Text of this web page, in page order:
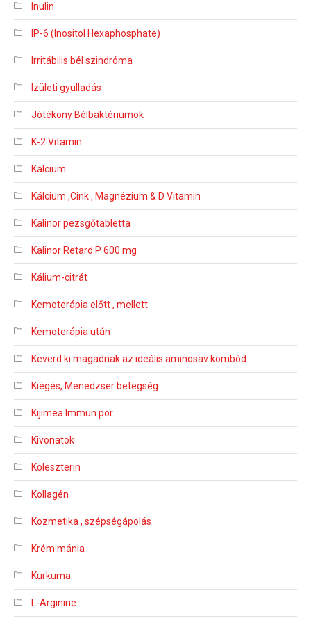
Inulin
IP-6 (Inositol Hexaphosphate)
Irritábilis bél szindróma
Izületi gyulladás
Jótékony Bélbaktériumok
K-2 Vitamin
Kálcium
Kálcium ,Cink , Magnézium & D Vitamin
Kalinor pezsgőtabletta
Kalinor Retard P 600 mg
Kálium-citrát
Kemoterápia előtt , mellett
Kemoterápia után
Keverd ki magadnak az ideális aminosav kombód
Kiégés, Menedzser betegség
Kijimea Immun por
Kivonatok
Koleszterin
Kollagén
Kozmetika , szépségápolás
Krém mánia
Kurkuma
L-Arginine